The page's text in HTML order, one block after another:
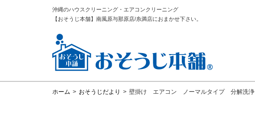
沖縄のハウスクリーニング・エアコンクリーニング
【おそうじ本舗】南風原与那原店/糸満店におまかせ下さい。
ホーム > おそうじだより > 壁掛け エアコン ノーマルタイプ 分解洗浄